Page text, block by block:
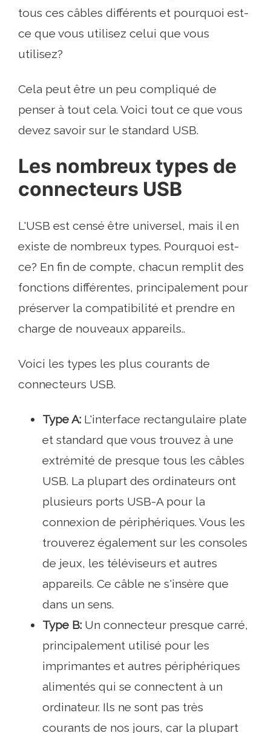
tous ces câbles différents et pourquoi est-
ce que vous utilisez celui que vous
utilisez?
Cela peut être un peu compliqué de
penser à tout cela. Voici tout ce que vous
devez savoir sur le standard USB.
Les nombreux types de
connecteurs USB
L'USB est censé être universel, mais il en
existe de nombreux types. Pourquoi est-
ce? En fin de compte, chacun remplit des
fonctions différentes, principalement pour
préserver la compatibilité et prendre en
charge de nouveaux appareils..
Voici les types les plus courants de
connecteurs USB.
Type A: L'interface rectangulaire plate
et standard que vous trouvez à une
extrémité de presque tous les câbles
USB. La plupart des ordinateurs ont
plusieurs ports USB-A pour la
connexion de périphériques. Vous les
trouverez également sur les consoles
de jeux, les téléviseurs et autres
appareils. Ce câble ne s'insère que
dans un sens.
Type B: Un connecteur presque carré,
principalement utilisé pour les
imprimantes et autres périphériques
alimentés qui se connectent à un
ordinateur. Ils ne sont pas très
courants de nos jours, car la plupart